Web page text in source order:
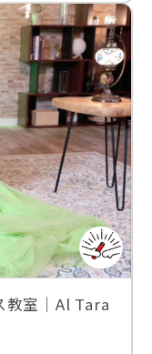
教室｜Al Tara